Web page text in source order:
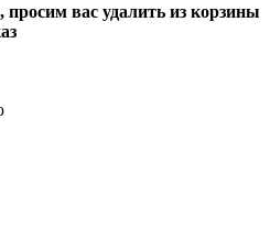
вас удалить из корзины